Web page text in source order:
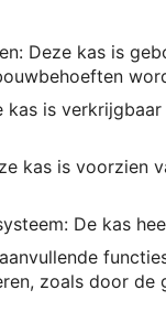
Deze kas is
kas is
kas is voorzien
De kas
zoals door de